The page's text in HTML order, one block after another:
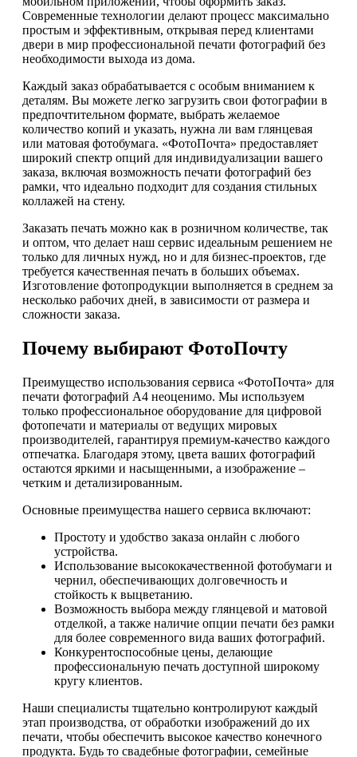
Современные технологии делают процесс максимально
простым и эффективным, открывая перед клиентами
двери в мир профессиональной печати фотографий без
необходимости выхода из дома.
Каждый заказ обрабатывается с особым вниманием к
деталям. Вы можете легко загрузить свои фотографии в
предпочтительном формате, выбрать желаемое
количество копий и указать, нужна ли вам глянцевая
или матовая фотобумага. «ФотоПочта» предоставляет
широкий спектр опций для индивидуализации вашего
заказа, включая возможность печати фотографий без
рамки, что идеально подходит для создания стильных
коллажей на стену.
Заказать печать можно как в розничном количестве, так
и оптом, что делает наш сервис идеальным решением не
только для личных нужд, но и для бизнес-проектов, где
требуется качественная печать в больших объемах.
Изготовление фотопродукции выполняется в среднем за
несколько рабочих дней, в зависимости от размера и
сложности заказа.
Почему выбирают ФотоПочту
Преимущество использования сервиса «ФотоПочта» для
печати фотографий А4 неоценимо. Мы используем
только профессиональное оборудование для цифровой
фотопечати и материалы от ведущих мировых
производителей, гарантируя премиум-качество каждого
отпечатка. Благодаря этому, цвета ваших фотографий
остаются яркими и насыщенными, а изображение –
четким и детализированным.
Основные преимущества нашего сервиса включают:
Простоту и удобство заказа онлайн с любого
устройства.
Использование высококачественной фотобумаги и
чернил, обеспечивающих долговечность и
стойкость к выцветанию.
Возможность выбора между глянцевой и матовой
отделкой, а также наличие опции печати без рамки
для более современного вида ваших фотографий.
Конкурентоспособные цены, делающие
профессиональную печать доступной широкому
кругу клиентов.
Наши специалисты тщательно контролируют каждый
этап производства, от обработки изображений до их
печати, чтобы обеспечить высокое качество конечного
продукта. Будь то свадебные фотографии, семейные